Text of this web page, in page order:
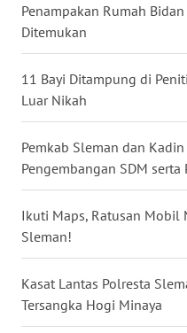
Penampakan Rumah
Ditemukan
11 Bayi Ditampung di
Luar Nikah
Pemkab Sleman dan
Pengembangan SDM serta
Ikuti Maps, Ratusan Mobil
Sleman!
Kasat Lantas Polresta
Tersangka Hogi Minaya
WN
WN
BENGKULU
WN
LAMPUNG
WN
JATENG